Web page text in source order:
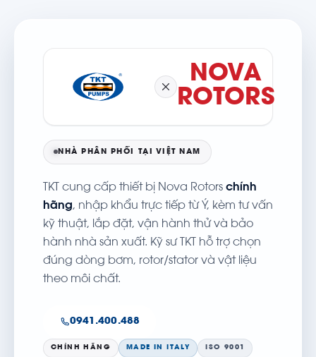
NOVA
ROTORS
NHÀ PHÂN PHỐI TẠI VIỆT NAM
TKT cung cấp thiết bị Nova Rotors chính
hãng, nhập khẩu trực tiếp từ Ý, kèm tư vấn
kỹ thuật, lắp đặt, vận hành thử và bảo
hành nhà sản xuất. Kỹ sư TKT hỗ trợ chọn
đúng dòng bơm, rotor/stator và vật liệu
theo môi chất.
0941.400.488
CHÍNH HÃNG MADE IN ITALY ISO 9001